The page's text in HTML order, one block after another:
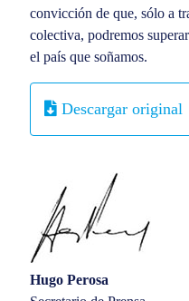
convicción de que, sólo a
colectiva, podremos
el país que soñamos.
Descargar original
Hugo Perosa